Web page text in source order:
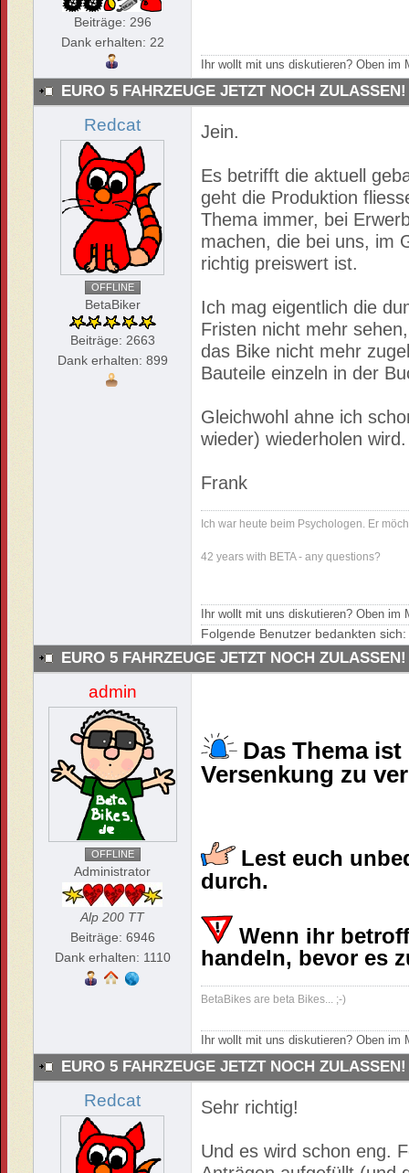
Beiträge: 296
Dank erhalten: 22
Ihr wollt mit uns diskutieren? Oben
EURO 5 FAHRZEUGE JETZT NOCH ZULASSEN!
Redcat
OFFLINE
BetaBiker
Beiträge: 2663
Dank erhalten: 899
Jein.
Es betrifft die aktuell
geht die Produktion
Thema immer, bei
machen, die bei uns, im
richtig preiswert ist.
Ich mag eigentlich die
Fristen nicht mehr
das Bike nicht mehr
Bauteile einzeln in der
Gleichwohl ahne ich
wieder) wiederholen wird.
Frank
Ich war heute beim Psychologen. Er
42 years with BETA - any questions?
Ihr wollt mit uns diskutieren? Oben
Folgende Benutzer bedankten
EURO 5 FAHRZEUGE JETZT NOCH ZULASSEN!
admin
OFFLINE
Administrator
Alp 200 TT
Beiträge: 6946
Dank erhalten: 1110
Das Thema
Versenkung zu
Lest euch
durch.
Wenn ihr
handeln, bevor es
BetaBikes are beta Bikes... ;-)
Ihr wollt mit uns diskutieren? Oben
EURO 5 FAHRZEUGE JETZT NOCH ZULASSEN!
Redcat Sehr richtig!
Und es wird schon eng.